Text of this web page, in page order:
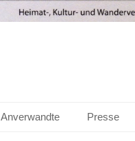
Anverwandte Presse